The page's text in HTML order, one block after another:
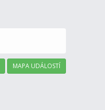
MAPA UDÁLOSTÍ